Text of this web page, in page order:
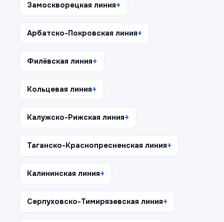
Замоскворецкая линия
Арбатско-Покровская линия
Филёвская линия
Кольцевая линия
Калужско-Рижская линия
Таганско-Краснопресненская линия
Калининская линия
Серпуховско-Тимирязевская линия